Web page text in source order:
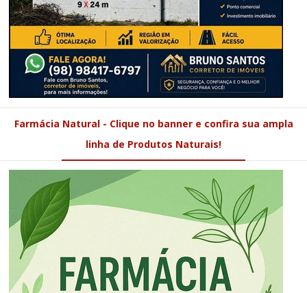
Farmácia Natural - Clique no banner e confira sua ampla
linha de Produtos Naturais!